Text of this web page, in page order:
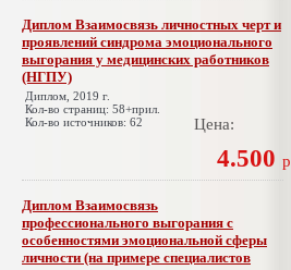
Диплом Взаимосвязь личностных черт и
проявлений синдрома эмоционального
выгорания у медицинских работников
(НГПУ)
Диплом, 2019 г.
Кол-во страниц: 58+прил.
Кол-во источников: 62
Цена:
4.500 р
Диплом Взаимосвязь
профессионального выгорания с
особенностями эмоциональной сферы
личности (на примере специалистов